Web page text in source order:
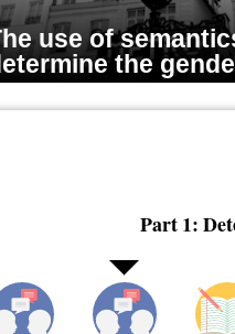
use of
the
Part 1: